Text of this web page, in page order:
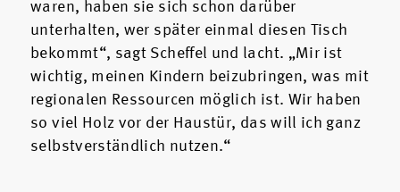
waren, haben sie sich schon darüber
unterhalten, wer später einmal diesen Tisch
bekommt“, sagt Scheffel und lacht. „Mir ist
wichtig, meinen Kindern beizubringen, was mit
regionalen Ressourcen möglich ist. Wir haben
so viel Holz vor der Haustür, das will ich ganz
selbstverständlich nutzen.“